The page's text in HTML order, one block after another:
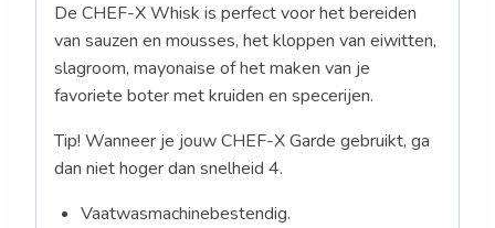
De CHEF-X Whisk is perfect voor het bereiden
van sauzen en mousses, het kloppen van eiwitten,
slagroom, mayonaise of het maken van je
favoriete boter met kruiden en specerijen.
Tip! Wanneer je jouw CHEF-X Garde gebruikt, ga
dan niet hoger dan snelheid 4.
Vaatwasmachinebestendig.